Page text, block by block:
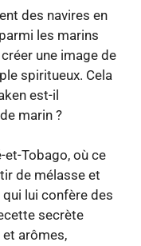
des navires en
les marins
une image de
spiritueux. Cela
est-il
marin ?
Tobago, où ce
de mélasse et
lui confère des
secrète
arômes,